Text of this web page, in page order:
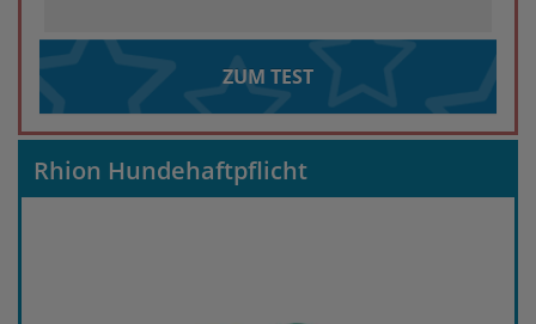
ZUM TEST
Rhion Hundehaftpflicht